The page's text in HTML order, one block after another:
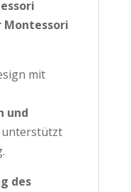
Montessori
mit
und
unterstützt
des